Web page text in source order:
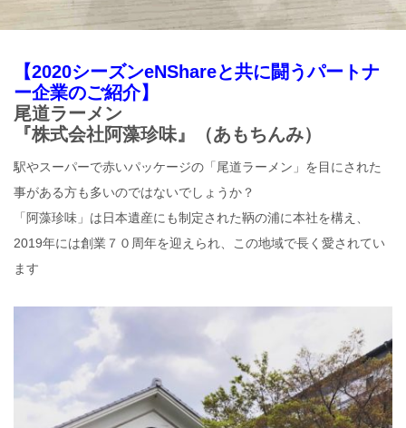
【2020シーズンeNShareと共に闘うパートナ
ー企業のご紹介】
尾道ラーメン
『株式会社阿藻珍味』（あもちんみ）
駅やスーパーで赤いパッケージの「尾道ラーメン」を目にされた
事がある方も多いのではないでしょうか？
「阿藻珍味」は日本遺産にも制定された鞆の浦に本社を構え、
2019年には創業７０周年を迎えられ、この地域で長く愛されてい
ます